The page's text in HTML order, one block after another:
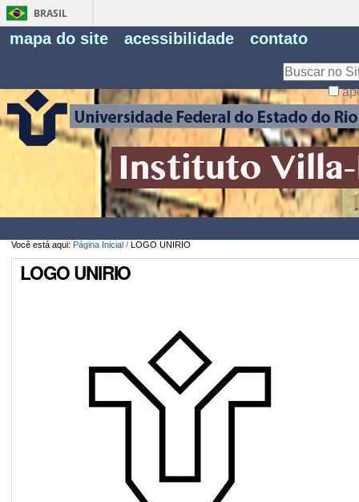
BRASIL
mapa do site acessibilidade contato
Você está aqui: Página Inicial / LOGO UNIRIO
LOGO UNIRIO